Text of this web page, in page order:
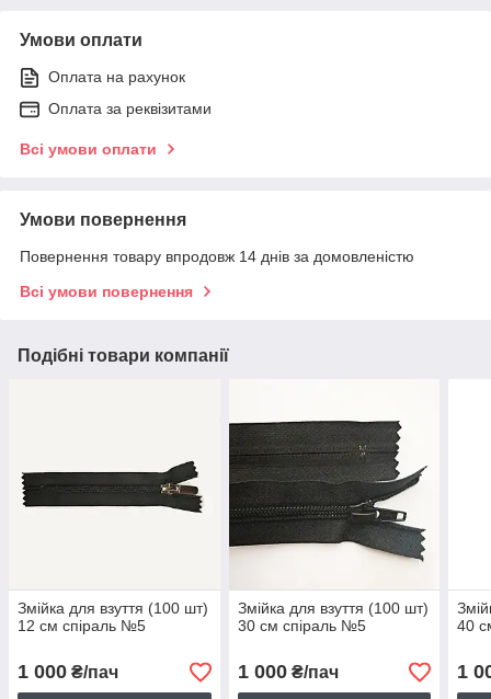
Умови оплати
Оплата на рахунок
Оплата за реквізитами
Всі умови оплати
Умови повернення
Повернення товару впродовж 14 днів за домовленістю
Всі умови повернення
Подібні товари компанії
Змійка для взуття (100 шт)
12 см спіраль №5
1 000 ₴/пач
Змійка для взуття (100 шт)
30 см спіраль №5
1 000₴/пач
40
1